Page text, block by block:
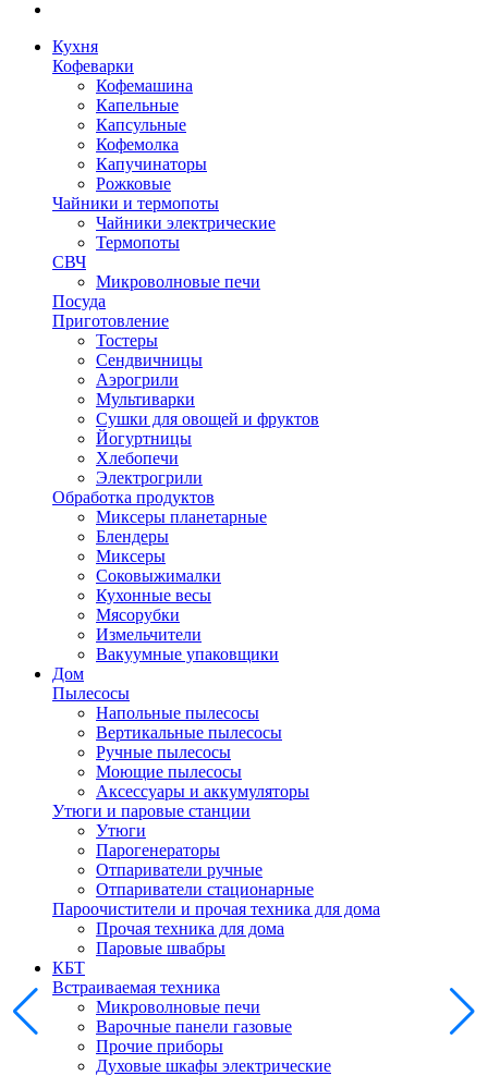
Кухня
Кофеварки
Кофемашина
Капельные
Капсульные
Кофемолка
Капучинаторы
Рожковые
Чайники и термопоты
Чайники электрические
Термопоты
СВЧ
Микроволновые печи
Посуда
Приготовление
Тостеры
Сендвичницы
Аэрогрили
Мультиварки
Сушки для овощей и фруктов
Йогуртницы
Хлебопечи
Электрогрили
Обработка продуктов
Миксеры планетарные
Блендеры
Миксеры
Соковыжималки
Кухонные весы
Мясорубки
Измельчители
Вакуумные упаковщики
Дом
Пылесосы
Напольные пылесосы
Вертикальные пылесосы
Ручные пылесосы
Моющие пылесосы
Аксессуары и аккумуляторы
Утюги и паровые станции
Утюги
Парогенераторы
Отпариватели ручные
Отпариватели стационарные
Пароочистители и прочая техника для дома
Прочая техника для дома
Паровые швабры
КБТ
Встраиваемая техника
Микроволновые печи
Варочные панели газовые
Прочие приборы
Духовые шкафы электрические